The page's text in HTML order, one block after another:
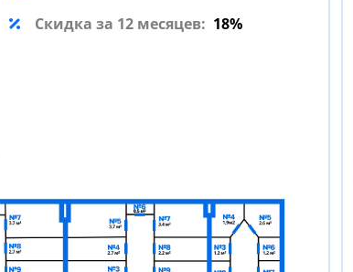
Скидка за 12 месяцев: 18%